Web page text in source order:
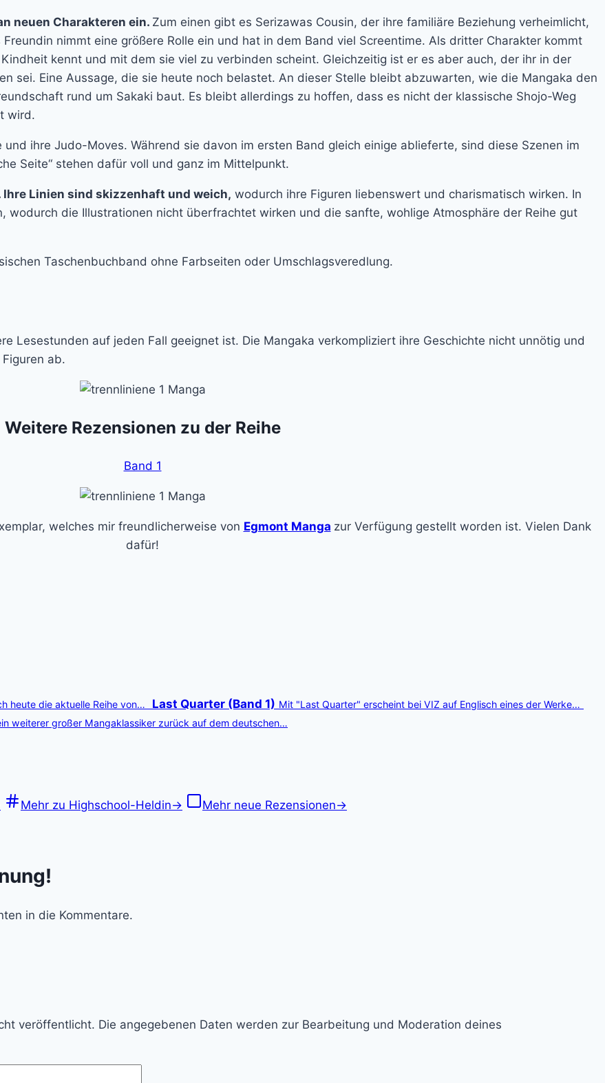
neuen Charakteren ein. Zum einen gibt es Serizawas Cousin, der ihre familiäre Beziehung verheimlicht,
nimmt eine größere Rolle ein und hat in dem Band viel Screentime. Als dritter Charakter kommt
kennt und mit dem sie viel zu verbinden scheint. Gleichzeitig ist er es aber auch, der ihr in der
sei. Eine Aussage, die sie heute noch belastet. An dieser Stelle bleibt abzuwarten, wie die Mangaka den
rund um Sakaki baut. Es bleibt allerdings zu hoffen, dass es nicht der klassische Shojo-Weg
wird.
ihre Judo-Moves. Während sie davon im ersten Band gleich einige ablieferte, sind diese Szenen im
Seite“ stehen dafür voll und ganz im Mittelpunkt.
Linien sind skizzenhaft und weich, wodurch ihre Figuren liebenswert und charismatisch wirken. In
wodurch die Illustrationen nicht überfrachtet wirken und die sanfte, wohlige Atmosphäre der Reihe gut
Taschenbuchband ohne Farbseiten oder Umschlagsveredlung.
Lesestunden auf jeden Fall geeignet ist. Die Mangaka verkompliziert ihre Geschichte nicht unnötig und
ab.
Weitere Rezensionen zu der Reihe
Band 1
welches mir freundlicherweise von Egmont Manga zur Verfügung gestellt worden ist. Vielen Dank
dafür!
heute die aktuelle Reihe von… Last Quarter (Band 1) Mit "Last Quarter" erscheint bei VIZ auf Englisch eines der Werke…
weiterer großer Mangaklassiker zurück auf dem deutschen…
Mehr zu Highschool-Heldin→ Mehr neue Rezensionen→
in die Kommentare.
veröffentlicht. Die angegebenen Daten werden zur Bearbeitung und Moderation deines